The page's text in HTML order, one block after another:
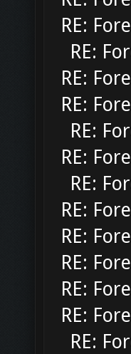
RE:
RE:
RE:
RE:
RE:
RE:
RE:
RE:
RE:
RE:
RE:
RE:
RE: